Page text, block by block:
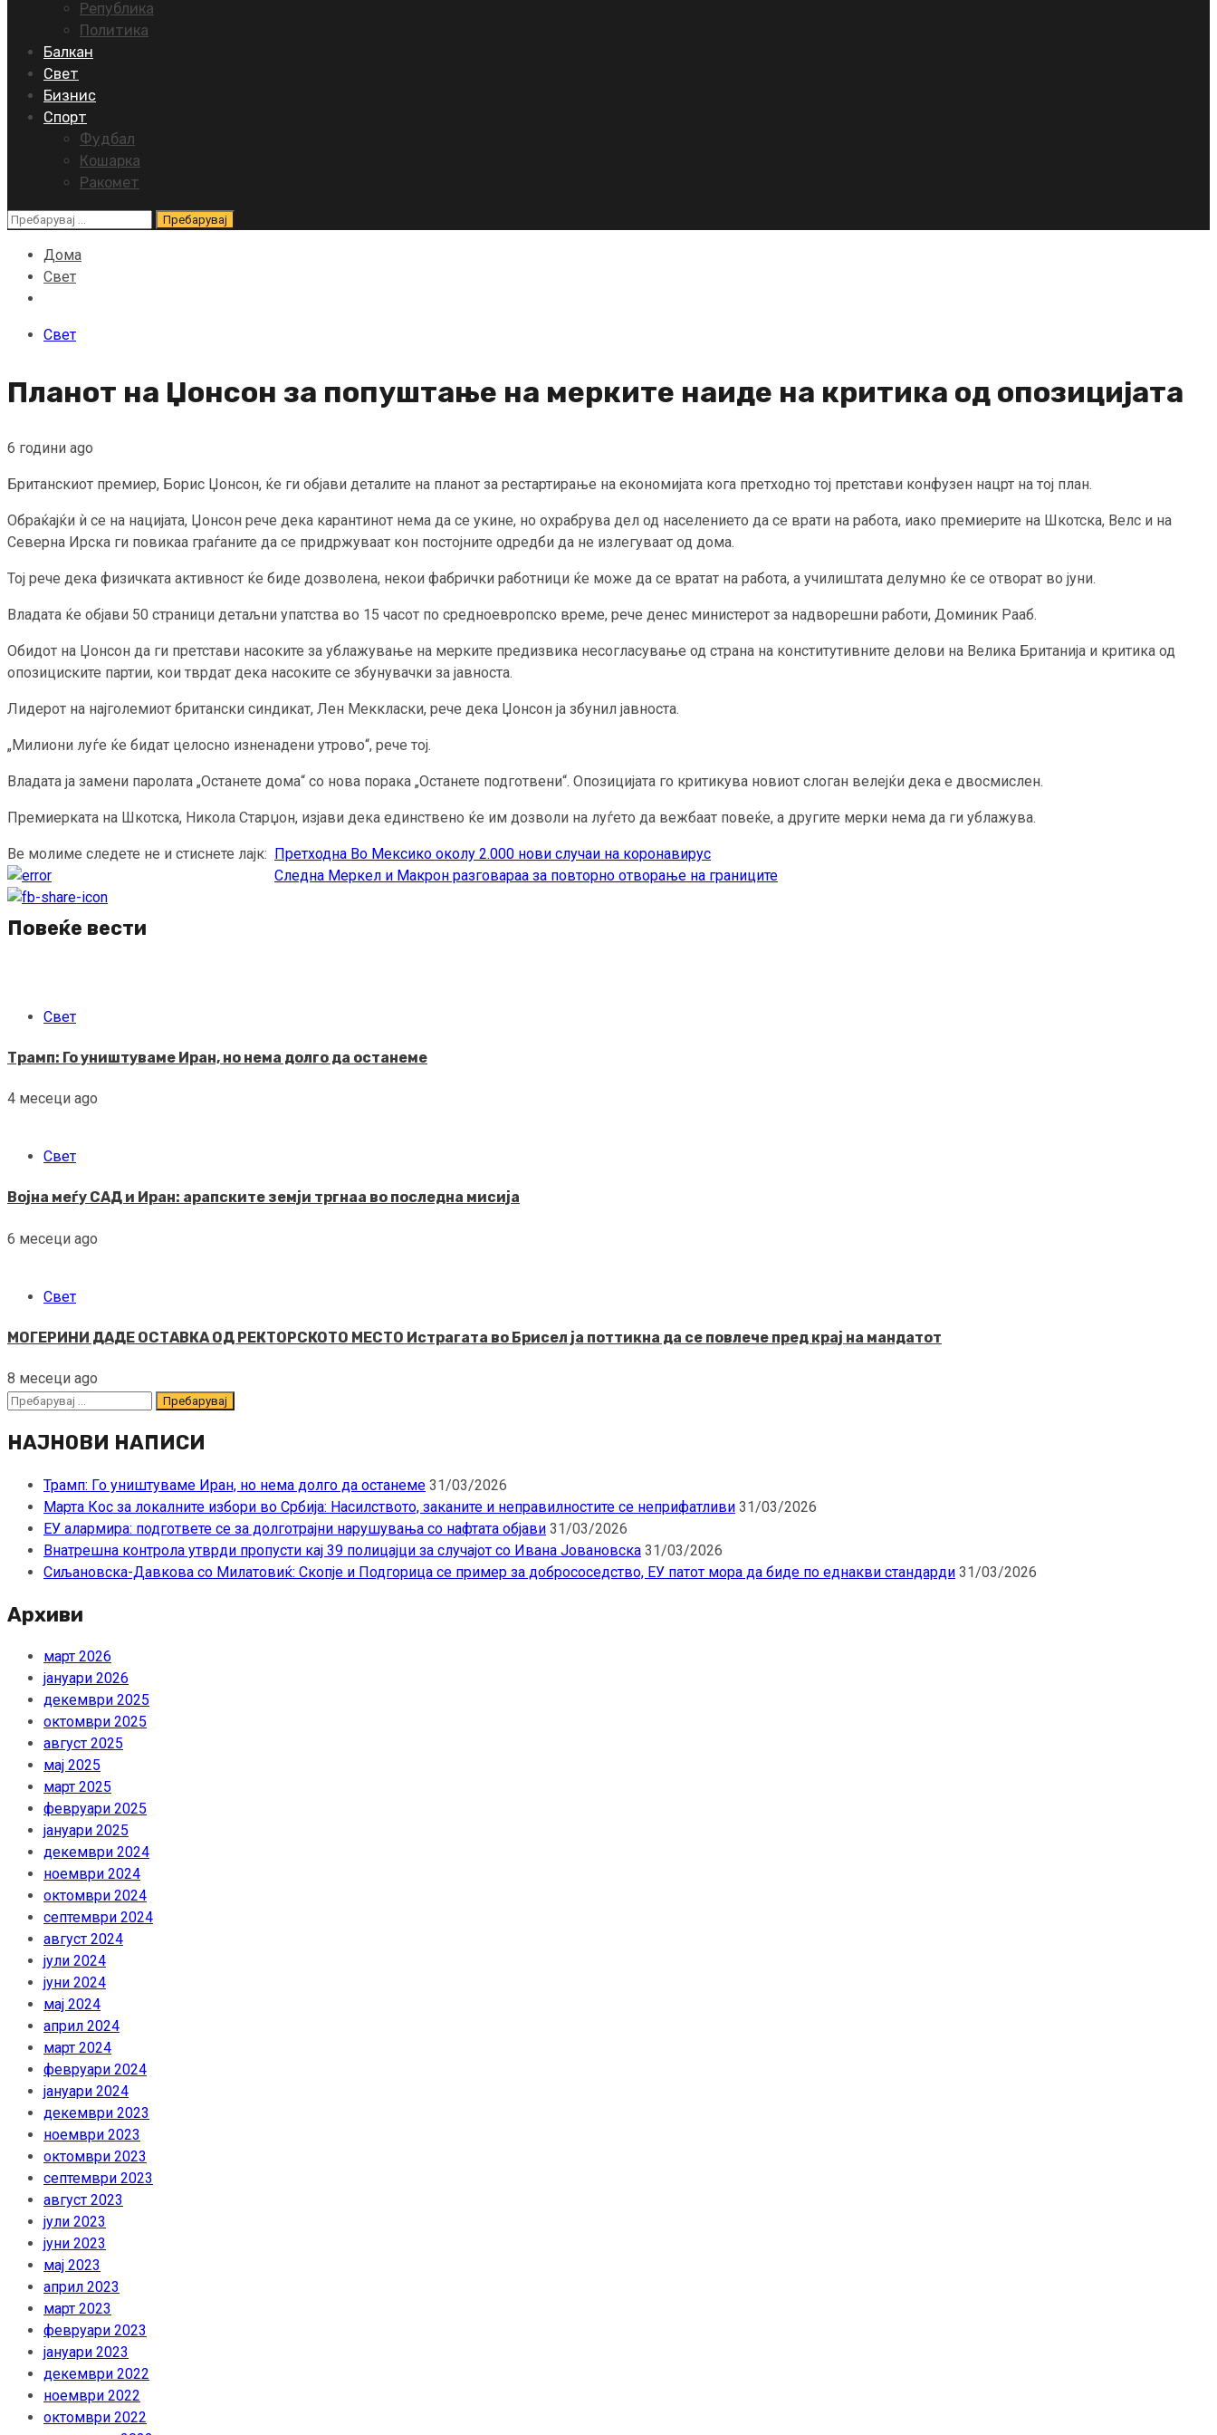
Република
Политика
Балкан
Свет
Бизнис
Спорт
Фудбал
Кошарка
Ракомет
Пребарувај
Дома
Свет
Свет
Планот на Џонсон за попуштање на мерките наиде на критика од опозицијата
6 години ago
Британскиот премиер, Борис Џонсон, ќе ги објави деталите на планот за рестартирање на економијата кога претходно тој претстави конфузен нацрт на тој план.
Обраќајќи ѝ се на нацијата, Џонсон рече дека карантинот нема да се укине, но охрабрува дел од населението да се врати на работа, иако премиерите на Шкотска, Велс и на
Северна Ирска ги повикаа граѓаните да се придржуваат кон постојните одредби да не излегуваат од дома.
Тој рече дека физичката активност ќе биде дозволена, некои фабрички работници ќе може да се вратат на работа, а училиштата делумно ќе се отворат во јуни.
Владата ќе објави 50 страници детаљни упатства во 15 часот по средноевропско време, рече денес министерот за надворешни работи, Доминик Рааб.
Обидот на Џонсон да ги претстави насоките за ублажување на мерките предизвика несогласување од страна на конститутивните делови на Велика Британија и критика од
опозициските партии, кои тврдат дека насоките се збунувачки за јавноста.
Лидерот на најголемиот британски синдикат, Лен Меккласки, рече дека Џонсон ја збунил јавноста.
„Милиони луѓе ќе бидат целосно изненадени утрово“, рече тој.
Владата ја замени паролата „Останете дома“ со нова порака „Останете подготвени“. Опозицијата го критикува новиот слоган велејќи дека е двосмислен.
Премиерката на Шкотска, Никола Старџон, изјави дека единствено ќе им дозволи на луѓето да вежбаат повеќе, а другите мерки нема да ги ублажува.
Ве молиме следете не и стиснете лајк:
Continue
Reading
Претходна Во Мексико околу 2.000 нови случаи на коронавирус
Следна Меркел и Макрон разговараа за повторно отворање на границите
Повеќе вести
Свет
Трамп: Го уништуваме Иран, но нема долго да останеме
4 месеци ago
Свет
Војна меѓу САД и Иран: арапските земји тргнаа во последна мисија
6 месеци ago
Свет
МОГЕРИНИ ДАДЕ ОСТАВКА ОД РЕКТОРСКОТО МЕСТО Истрагата во Брисел ја поттикна да се повлече пред крај на мандатот
8 месеци ago
Пребарувај
НАЈНОВИ НАПИСИ
Трамп: Го уништуваме Иран, но нема долго да останеме 31/03/2026
Марта Кос за локалните избори во Србија: Насилството, заканите и неправилностите се неприфатливи 31/03/2026
ЕУ алармира: подгответе се за долготрајни нарушувања со нафтата објави 31/03/2026
Внатрешна контрола утврди пропусти кај 39 полицајци за случајот со Ивана Јовановска 31/03/2026
Сиљановска-Давкова со Милатовиќ: Скопје и Подгорица се пример за добрососедство, ЕУ патот мора да биде по еднакви стандарди 31/03/2026
Архиви
март 2026
јануари 2026
декември 2025
октомври 2025
август 2025
мај 2025
март 2025
февруари 2025
јануари 2025
декември 2024
ноември 2024
октомври 2024
септември 2024
август 2024
јули 2024
јуни 2024
мај 2024
април 2024
март 2024
февруари 2024
јануари 2024
декември 2023
ноември 2023
октомври 2023
септември 2023
август 2023
јули 2023
јуни 2023
мај 2023
април 2023
март 2023
февруари 2023
јануари 2023
декември 2022
ноември 2022
октомври 2022